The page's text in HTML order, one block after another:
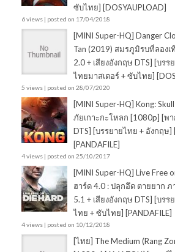
ซับไทย] [DOSYAUPLOAD]
6 views | posted on 17/04/2018
[MINI Super-HQ] Danger
Tan (2019) สมรภูมิรบที่ลอง
2.0 + เสียงอังกฤษ DTS] [บรร
ไทยมาสเตอร์ + ซับไทย]
5 views | posted on 28/07/2020
[MINI Super-HQ] Kong:
ภัยเกาะกะโหลก [1080p] [พ
DTS] [บรรยายไทย + อังกฤษ]
[PANDAFILE]
4 views | posted on 25/10/2017
[MINI Super-HQ] Live Free
ฮาร์ด 4.0 : ปลุกอึด ตายยาก
5.1 + เสียงอังกฤษ DTS] [บรร
ไทย + ซับไทย] [PANDAFILE]
4 views | posted on 10/12/2018
[ไทย] The Medium (Rang